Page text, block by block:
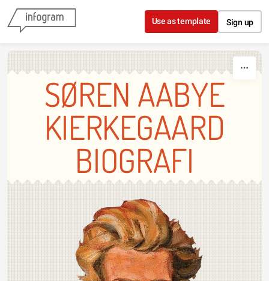
Skip to content
Use as template Sign up
SØREN AABYE
KIERKEGAARD
BIOGRAFI